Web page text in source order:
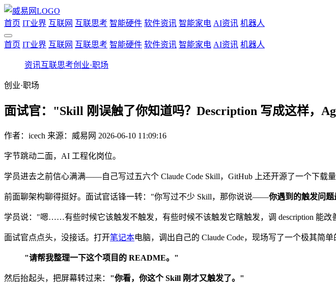
首页 IT业界 互联网 互联思考 智能硬件 软件资讯 智能家电 AI资讯 机器人
首页 IT业界 互联网 互联思考 智能硬件 软件资讯 智能家电 AI资讯 机器人
资讯互联思考创业·职场
创业·职场
面试官："Skill 刚误触了你知道吗？Description 写成这样，
作者： icech 来源：威易网 2026-06-10 11:09:16
字节跳动二面，AI 工程化岗位。
学员进去之前信心满满——自己写过五六个 Claude Code Skill，GitHub 上还开源了一个下载
前面聊架构聊得挺好。面试官话锋一转："你写过不少 Skill，那你说说——你遇到的触发问题
学员说："嗯……有些时候它该触发不触发，有些时候不该触发它瞎触发，调 description 能改
面试官点点头，没接话。打开笔记本电脑，调出自己的 Claude Code，现场写了一个极其简
"请帮我整理一下这个项目的 README。"
然后抬起头，把屏幕转过来： "你看，你这个 Skill 刚才又触发了。"